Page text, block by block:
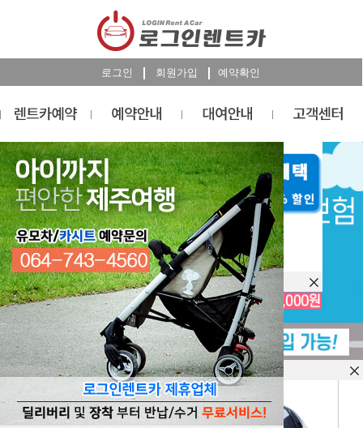
로그인 회원가입 예약확인
렌트카예약
RESERVATION
렌트카 예약하기
오늘 하루 이창을 열지 않습니다.
오늘 하루 이창을 열지 않습니다.
오늘 하루 이창을 열지 않습니다.